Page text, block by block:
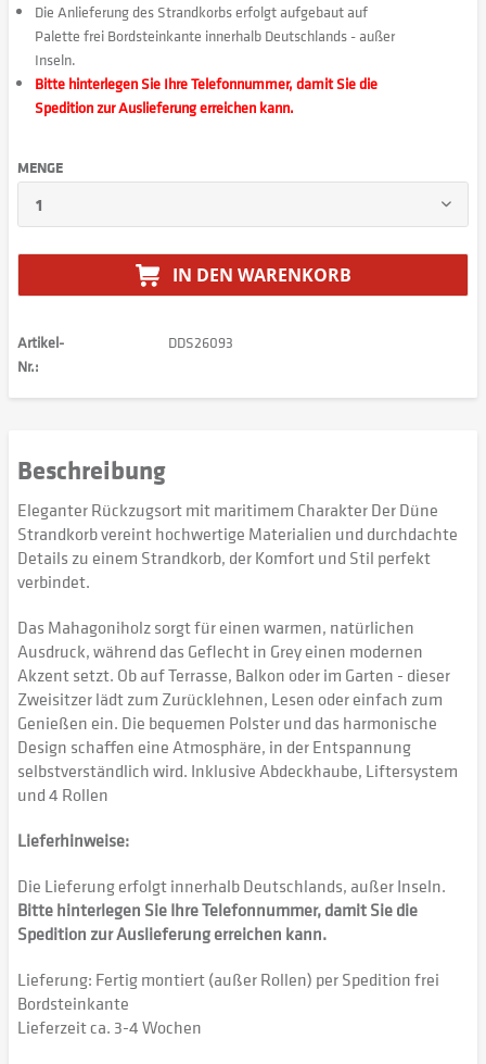
Die Anlieferung des Strandkorbs erfolgt aufgebaut auf
Palette frei Bordsteinkante innerhalb Deutschlands - außer
Inseln.
Bitte hinterlegen Sie Ihre Telefonnummer, damit Sie die
Spedition zur Auslieferung erreichen kann.
MENGE
IN DEN WARENKORB
Artikel-
Nr.:
DDS26093
Beschreibung
Eleganter Rückzugsort mit maritimem Charakter Der Düne
Strandkorb vereint hochwertige Materialien und durchdachte
Details zu einem Strandkorb, der Komfort und Stil perfekt
verbindet.
Das Mahagoniholz sorgt für einen warmen, natürlichen
Ausdruck, während das Geflecht in Grey einen modernen
Akzent setzt. Ob auf Terrasse, Balkon oder im Garten - dieser
Zweisitzer lädt zum Zurücklehnen, Lesen oder einfach zum
Genießen ein. Die bequemen Polster und das harmonische
Design schaffen eine Atmosphäre, in der Entspannung
selbstverständlich wird. Inklusive Abdeckhaube, Liftersystem
und 4 Rollen
Lieferhinweise:
Die Lieferung erfolgt innerhalb Deutschlands, außer Inseln.
Bitte hinterlegen Sie Ihre Telefonnummer, damit Sie die
Spedition zur Auslieferung erreichen kann.
Lieferung: Fertig montiert (außer Rollen) per Spedition frei
Bordsteinkante
Lieferzeit ca. 3-4 Wochen